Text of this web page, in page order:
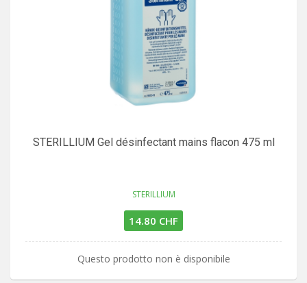
STERILLIUM Gel désinfectant mains flacon 475 ml
STERILLIUM
14.80 CHF
Questo prodotto non è disponibile